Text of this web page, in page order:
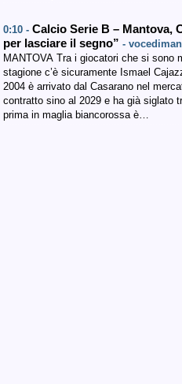
0:10 - Calcio Serie B – Mantova,
per lasciare il segno” -
MANTOVA Tra i giocatori che si sono
stagione c’è sicuramente Ismael
2004 è arrivato dal Casarano nel
contratto sino al 2029 e ha già siglato
prima in maglia biancorossa è…